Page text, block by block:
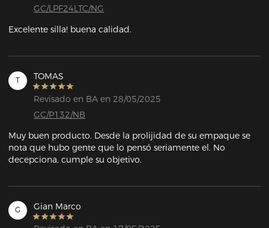
GC/LPF24LTC/NG
Excelente silla! buena calidad.
T TOMAS
Revisado en BA en 28/05/2025
GC/P132/NB
Muy buen producto. Desde la prolijidad de su empaque se
nota que hubo gente que lo pensó seriamente el. No
decepciona, cumple su objetivo.
G Gian Marco